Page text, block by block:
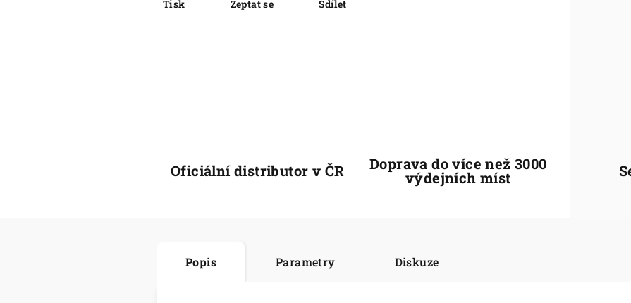
Tisk Zeptat se Sdílet
Oficiální distributor v ČR Doprava do více než 3000
výdejních míst
Popis Parametry Diskuze